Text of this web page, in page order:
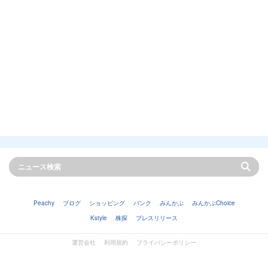
Peachy ブログ ショッピング バンク みんかぶ
みんかぶChoice
Kstyle
株探 プレスリリース
運営会社 利用規約 プライバシーポリシー